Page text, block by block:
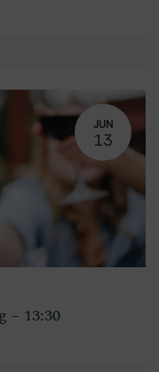
JUN
13
– 13:30